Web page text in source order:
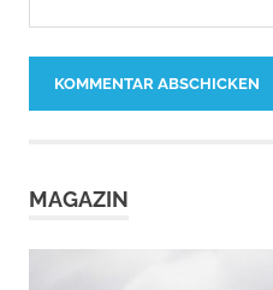
MAGAZIN